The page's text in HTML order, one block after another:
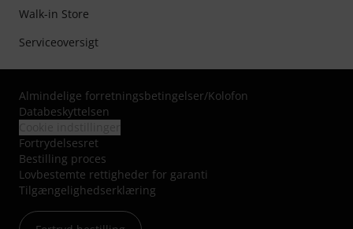
Walk-in Store
Serviceoversigt
Almindelige forretningsbetingelser/Kolofon
Databeskyttelsen
Fortrydelsesret
Bestilling proces
Lovbestemte rettigheder for garanti
Tilgængelighedserklæring